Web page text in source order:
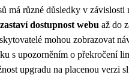
má různé důsledky v
dostupnost webu až do
mohou zobrazovat
s upozorněním o překročení
upgradu na placenou verzi